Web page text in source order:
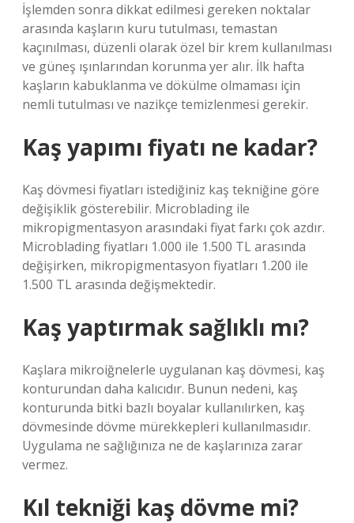
İşlemden sonra dikkat edilmesi gereken noktalar
arasında kaşların kuru tutulması, temastan
kaçınılması, düzenli olarak özel bir krem ​​kullanılması
ve güneş ışınlarından korunma yer alır. İlk hafta
kaşların kabuklanma ve dökülme olmaması için
nemli tutulması ve nazikçe temizlenmesi gerekir.
Kaş yapımı fiyatı ne kadar?
Kaş dövmesi fiyatları istediğiniz kaş tekniğine göre
değişiklik gösterebilir. Microblading ile
mikropigmentasyon arasındaki fiyat farkı çok azdır.
Microblading fiyatları 1.000 ile 1.500 TL arasında
değişirken, mikropigmentasyon fiyatları 1.200 ile
1.500 TL arasında değişmektedir.
Kaş yaptırmak sağlıklı mı?
Kaşlara mikroiğnelerle uygulanan kaş dövmesi, kaş
konturundan daha kalıcıdır. Bunun nedeni, kaş
konturunda bitki bazlı boyalar kullanılırken, kaş
dövmesinde dövme mürekkepleri kullanılmasıdır.
Uygulama ne sağlığınıza ne de kaşlarınıza zarar
vermez.
Kıl tekniği kaş dövme mi?